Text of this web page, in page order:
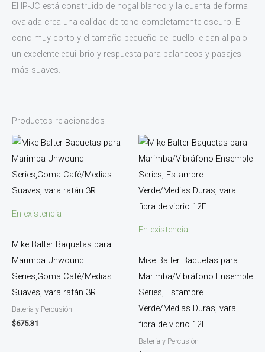
El IP-JC está construido de nogal blanco y la cuenta de forma
ovalada crea una calidad de tono completamente oscuro. El
cono muy corto y el tamaño pequeño del cuello le dan al palo
un excelente equilibrio y respuesta para balanceos y pasajes
más suaves.
Productos relacionados
En existencia
Mike Balter Baquetas para
Marimba Unwound
Series,Goma Café/Medias
Suaves, vara ratán 3R
Batería y Percusión
$675.31
En existencia
Mike Balter Baquetas para
Marimba/Vibráfono Ensemble
Series, Estambre
Verde/Medias Duras, vara
fibra de vidrio 12F
Batería y Percusión